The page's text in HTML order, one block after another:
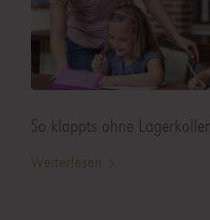
So klappts ohne Lagerkoller
Weiterlesen